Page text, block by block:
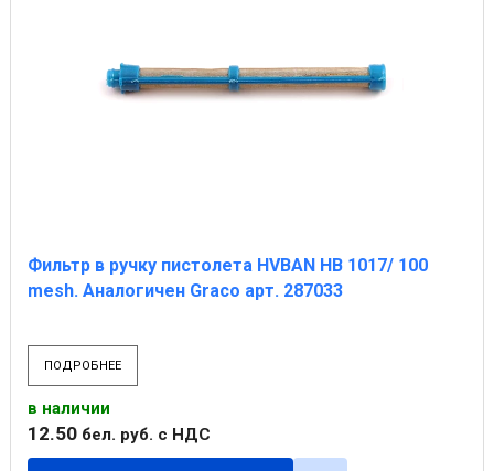
Фильтр в ручку пистолета HVBAN НВ 1017/ 100
mesh. Аналогичен Graco арт. 287033
ПОДРОБНЕЕ
в наличии
12.50 бел. руб. с НДС